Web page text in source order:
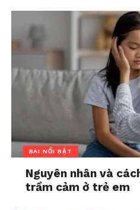
BÀI NỔI BẬT
Nguyên nhân và
trầm cảm ở trẻ em